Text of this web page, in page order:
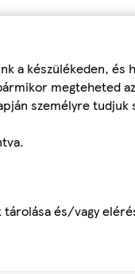
készülékeden, és
megteheted az
személyre tudjuk
és/vagy